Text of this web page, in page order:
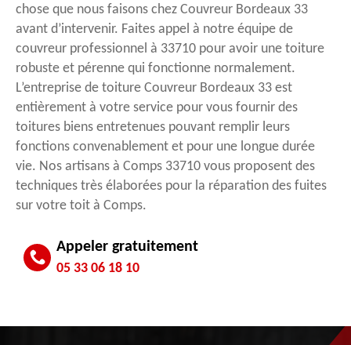
chose que nous faisons chez Couvreur Bordeaux 33
avant d’intervenir. Faites appel à notre équipe de
couvreur professionnel à 33710 pour avoir une toiture
robuste et pérenne qui fonctionne normalement.
L’entreprise de toiture Couvreur Bordeaux 33 est
entièrement à votre service pour vous fournir des
toitures biens entretenues pouvant remplir leurs
fonctions convenablement et pour une longue durée
vie. Nos artisans à Comps 33710 vous proposent des
techniques très élaborées pour la réparation des fuites
sur votre toit à Comps.
Appeler gratuitement
05 33 06 18 10